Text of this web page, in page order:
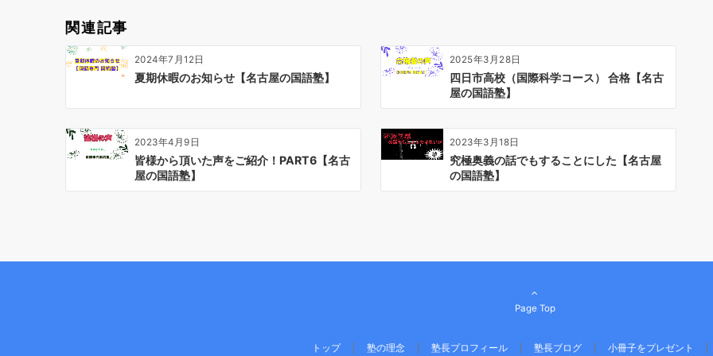
シ
ョ
ン
関連記事
2024年7月12日
夏期休暇のお知らせ【名古屋の国語塾】
2025年3月28日
四日市高校（国際科学コース） 合格【名古
屋の国語塾】
2023年4月9日
皆様から頂いた声をご紹介！PART6【名古
屋の国語塾】
2023年3月18日
究極奥義の話でもすることにした【名古屋
の国語塾】
Page Top
トップ 塾の理念 塾長プロフィール 塾長ブログ 小冊子をプレゼント